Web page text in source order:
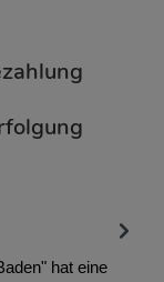
hat eine